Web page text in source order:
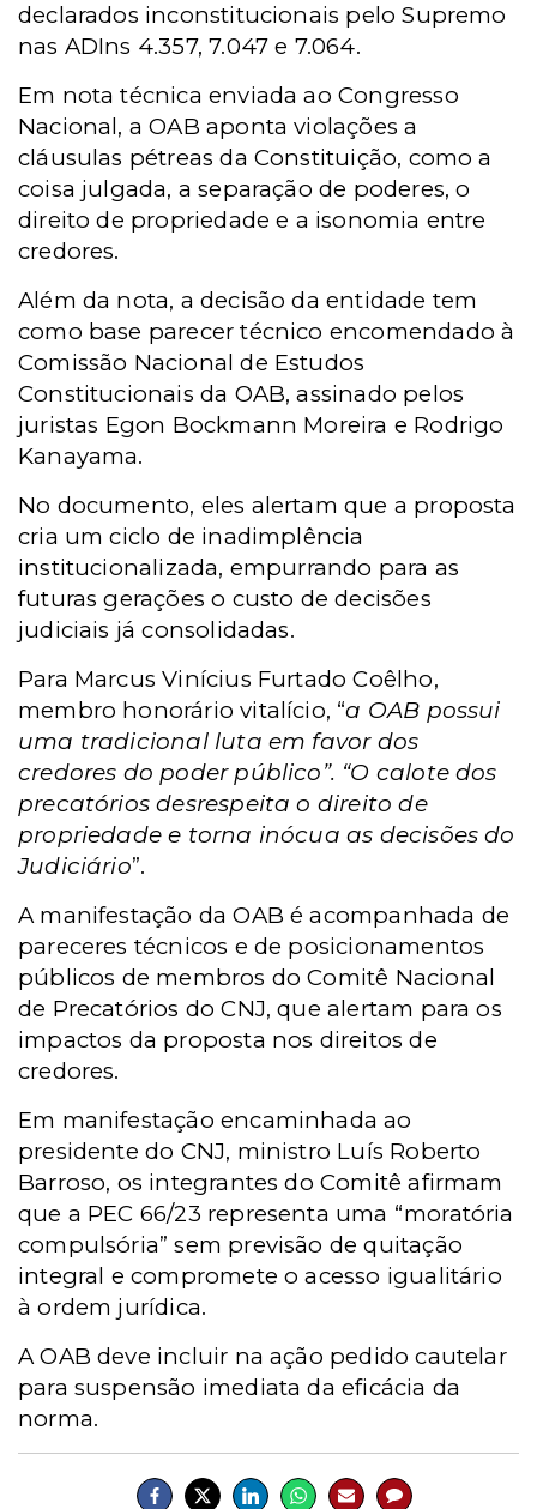
declarados inconstitucionais pelo Supremo
nas ADIns 4.357, 7.047 e 7.064.
Em nota técnica enviada ao Congresso
Nacional, a OAB aponta violações a
cláusulas pétreas da Constituição, como a
coisa julgada, a separação de poderes, o
direito de propriedade e a isonomia entre
credores.
Além da nota, a decisão da entidade tem
como base parecer técnico encomendado à
Comissão Nacional de Estudos
Constitucionais da OAB, assinado pelos
juristas Egon Bockmann Moreira e Rodrigo
Kanayama.
No documento, eles alertam que a proposta
cria um ciclo de inadimplência
institucionalizada, empurrando para as
futuras gerações o custo de decisões
judiciais já consolidadas.
Para Marcus Vinícius Furtado Coêlho,
membro honorário vitalício, “a OAB possui
uma tradicional luta em favor dos
credores do poder público”. “O calote dos
precatórios desrespeita o direito de
propriedade e torna inócua as decisões do
Judiciário”.
A manifestação da OAB é acompanhada de
pareceres técnicos e de posicionamentos
públicos de membros do Comitê Nacional
de Precatórios do CNJ, que alertam para os
impactos da proposta nos direitos de
credores.
Em manifestação encaminhada ao
presidente do CNJ, ministro Luís Roberto
Barroso, os integrantes do Comitê afirmam
que a PEC 66/23 representa uma “moratória
compulsória” sem previsão de quitação
integral e compromete o acesso igualitário
à ordem jurídica.
A OAB deve incluir na ação pedido cautelar
para suspensão imediata da eficácia da
norma.